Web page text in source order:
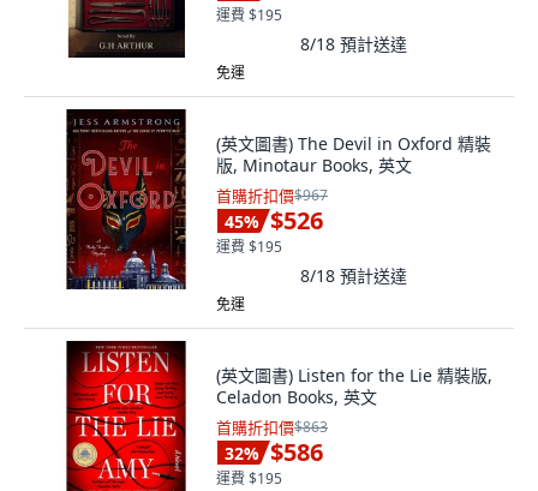
運費 $195
8/18 預計送達
免運
(英文圖書) The Devil in Oxford 精裝
版, Minotaur Books, 英文
首購折扣價$967
45% $526
運費 $195
8/18 預計送達
免運
(英文圖書) Listen for the Lie 精裝版,
Celadon Books, 英文
首購折扣價$863
32% $586
運費 $195